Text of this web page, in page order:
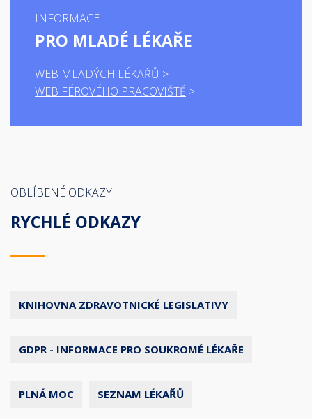
INFORMACE
PRO MLADÉ LÉKAŘE
WEB MLADÝCH LÉKAŘŮ
WEB FÉROVÉHO PRACOVIŠTĚ
OBLÍBENÉ ODKAZY
RYCHLÉ ODKAZY
KNIHOVNA ZDRAVOTNICKÉ LEGISLATIVY
GDPR - INFORMACE PRO SOUKROMÉ LÉKAŘE
PLNÁ MOC SEZNAM LÉKAŘŮ